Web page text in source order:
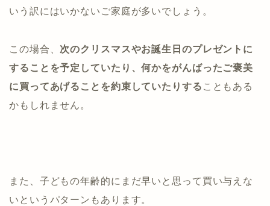
いう訳にはいかないご家庭が多いでしょう。
この場合、 次のクリスマスやお誕生日のプレゼントに
することを予定していたり、何かをがんばったご褒美
に買ってあげることを約束していたりする こともある
かもしれません。
また、子どもの年齢的にまだ早いと思って買い与えな
いというパターンもあります。